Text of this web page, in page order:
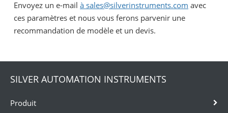
Envoyez un e-mail à sales@silverinstruments.com avec
ces paramètres et nous vous ferons parvenir une
recommandation de modèle et un devis.
SILVER AUTOMATION INSTRUMENTS
Produit